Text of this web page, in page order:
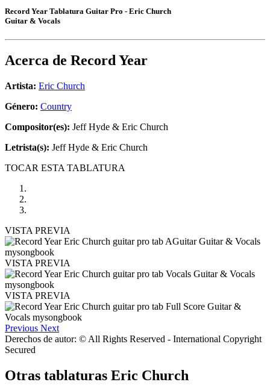
Record Year Tablatura Guitar Pro - Eric Church
Guitar & Vocals
Acerca de Record Year
Artista: Eric Church
Género: Country
Compositor(es): Jeff Hyde & Eric Church
Letrista(s): Jeff Hyde & Eric Church
TOCAR ESTA TABLATURA
VISTA PREVIA
VISTA PREVIA
VISTA PREVIA
Previous Next
Derechos de autor: © All Rights Reserved - International Copyright
Secured
Otras tablaturas Eric Church